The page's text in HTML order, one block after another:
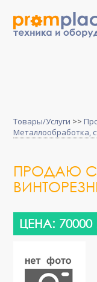
Товары/Услуги >>
Металлообработка,
ПРОДАЮ
ЦЕНА: 70000